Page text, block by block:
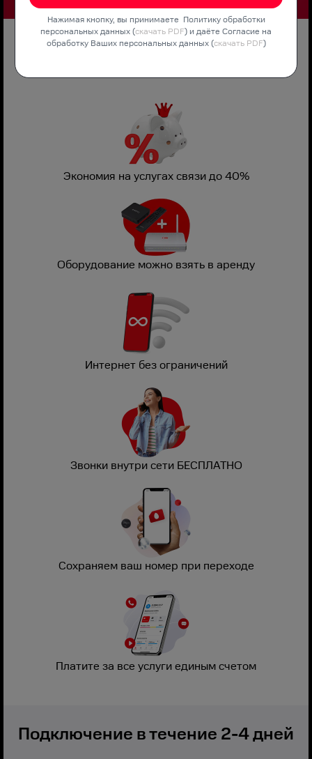
Экономия на услугах связи до 40%
Оборудование можно взять в аренду
Интернет без ограничений
Звонки внутри сети БЕСПЛАТНО
Сохраняем ваш номер при переходе
Платите за все услуги единым счетом
Подключение в течение 2-4 дней
Нажимая кнопку, вы принимаете Политику обработки
персональных данных (скачать PDF) и даёте Согласие на
обработку Ваших персональных данных (скачать PDF)